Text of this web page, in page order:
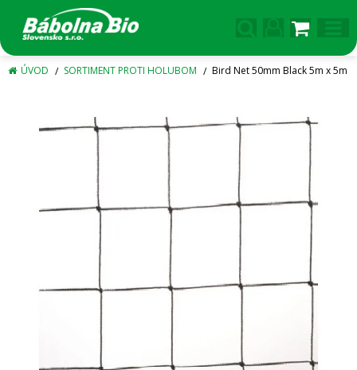
ÚVOD SORTIMENT PROTI HOLUBOM Bird Net 50mm Black 5m x 5m